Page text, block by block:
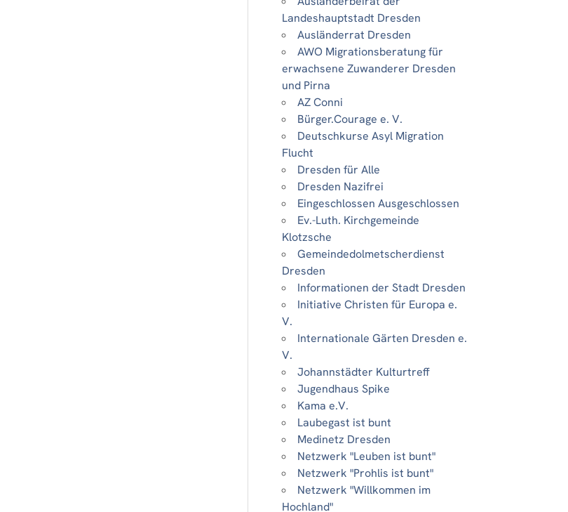
Landeshauptstadt Dresden
Ausländerrat Dresden
AWO Migrationsberatung für
erwachsene Zuwanderer Dresden
und Pirna
AZ Conni
Bürger.Courage e. V.
Deutschkurse Asyl Migration
Flucht
Dresden für Alle
Dresden Nazifrei
Eingeschlossen Ausgeschlossen
Ev.-Luth. Kirchgemeinde
Klotzsche
Gemeindedolmetscherdienst
Dresden
Informationen der Stadt Dresden
Initiative Christen für Europa e.
V.
Internationale Gärten Dresden e.
V.
Johannstädter Kulturtreff
Jugendhaus Spike
Kama e.V.
Laubegast ist bunt
Medinetz Dresden
Netzwerk "Leuben ist bunt"
Netzwerk "Prohlis ist bunt"
Netzwerk "Willkommen im
Hochland"